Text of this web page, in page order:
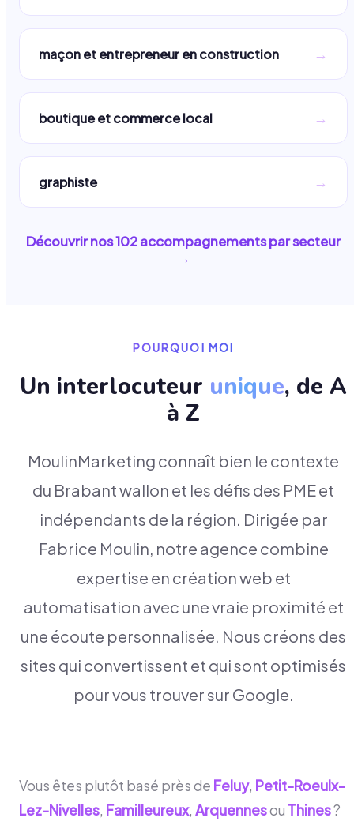
maçon et entrepreneur en construction →
boutique et commerce local →
graphiste →
Découvrir nos102accompagnements par secteur
→
POURQUOI MOI
Un interlocuteur unique, de A
à Z
MoulinMarketing connaît bien le contexte
du Brabant wallon et les défis des PME et
indépendants de la région. Dirigée par
Fabrice Moulin, notre agence combine
expertise en création web et
automatisation avec une vraie proximité et
une écoute personnalisée. Nous créons des
sites qui convertissent et qui sont optimisés
pour vous trouver sur Google.
Vous êtes plutôt basé près de Feluy, Petit-Roeulx-
Lez-Nivelles, Familleureux, Arquennesou Thines?